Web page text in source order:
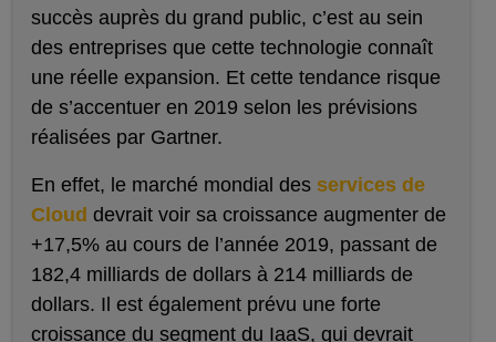
succès auprès du grand public, c’est au sein
des entreprises que cette technologie connaît
une réelle expansion. Et cette tendance risque
de s’accentuer en 2019 selon les prévisions
réalisées par Gartner.
En effet, le marché mondial des services de
Cloud devrait voir sa croissance augmenter de
+17,5% au cours de l’année 2019, passant de
182,4 milliards de dollars à 214 milliards de
dollars. Il est également prévu une forte
croissance du segment du IaaS, qui devrait